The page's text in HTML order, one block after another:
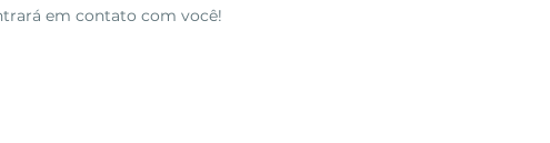
em contato com você!